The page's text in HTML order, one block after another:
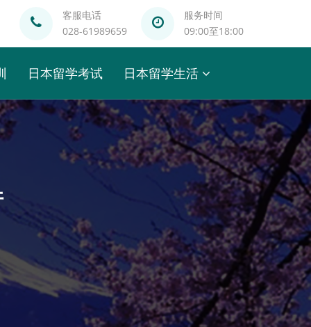
客服电话
028-61989659
服务时间
09:00至18:00
日本留学考试 日本留学生活